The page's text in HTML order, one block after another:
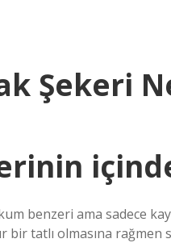
Şekeri
benzeri ama sadece
bir tatlı olmasına